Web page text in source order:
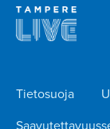
Tietosuoja